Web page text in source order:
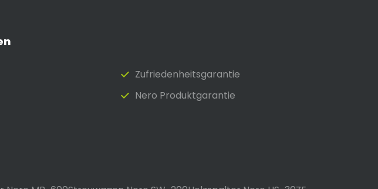
Zufrieden­heits­garantie
Nero Produktgarantie